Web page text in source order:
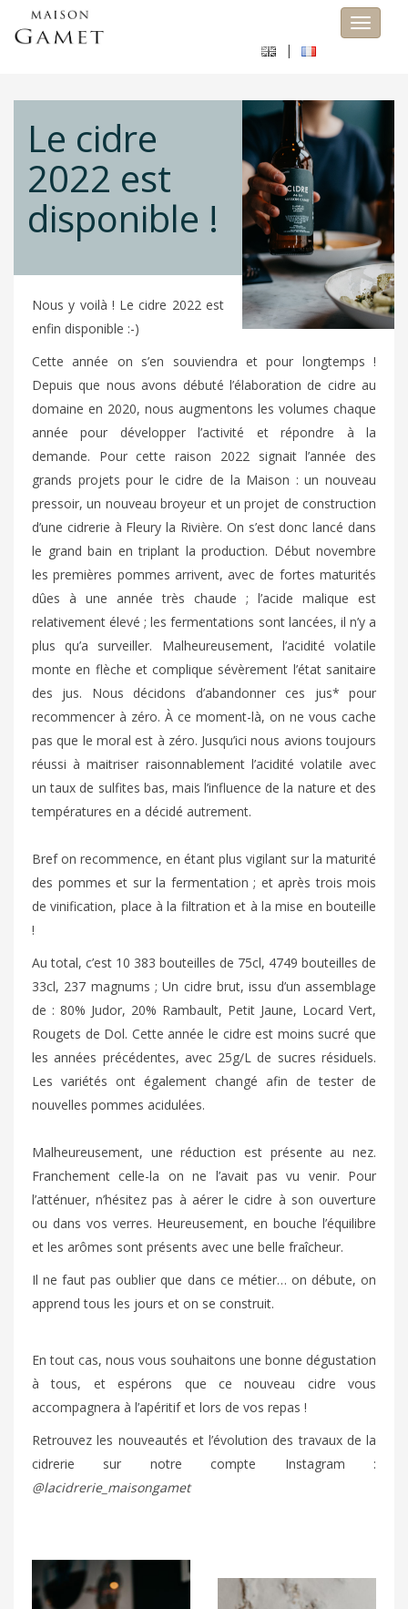
Toggle
|
Le cidre
2022 est
disponible !
Nous y voilà ! Le cidre 2022 est
enfin disponible :-)
Cette année on s’en souviendra et pour longtemps !
Depuis que nous avons débuté l’élaboration de cidre au
domaine en 2020, nous augmentons les volumes chaque
année pour développer l’activité et répondre à la
demande. Pour cette raison 2022 signait l’année des
grands projets pour le cidre de la Maison : un nouveau
pressoir, un nouveau broyeur et un projet de construction
d’une cidrerie à Fleury la Rivière. On s’est donc lancé dans
le grand bain en triplant la production. Début novembre
les premières pommes arrivent, avec de fortes maturités
dûes à une année très chaude ; l’acide malique est
relativement élevé ; les fermentations sont lancées, il n’y a
plus qu’a surveiller. Malheureusement, l’acidité volatile
monte en flèche et complique sévèrement l’état sanitaire
des jus. Nous décidons d’abandonner ces jus* pour
recommencer à zéro. À ce moment-là, on ne vous cache
pas que le moral est à zéro. Jusqu’ici nous avions toujours
réussi à maitriser raisonnablement l’acidité volatile avec
un taux de sulfites bas, mais l’influence de la nature et des
températures en a décidé autrement.
Bref on recommence, en étant plus vigilant sur la maturité
des pommes et sur la fermentation ; et après trois mois
de vinification, place à la filtration et à la mise en bouteille
!
Au total, c’est 10 383 bouteilles de 75cl, 4749 bouteilles de
33cl, 237 magnums ; Un cidre brut, issu d’un assemblage
de : 80% Judor, 20% Rambault, Petit Jaune, Locard Vert,
Rougets de Dol. Cette année le cidre est moins sucré que
les années précédentes, avec 25g/L de sucres résiduels.
Les variétés ont également changé afin de tester de
nouvelles pommes acidulées.
Malheureusement, une réduction est présente au nez.
Franchement celle-la on ne l’avait pas vu venir. Pour
l’atténuer, n’hésitez pas à aérer le cidre à son ouverture
ou dans vos verres. Heureusement, en bouche l’équilibre
et les arômes sont présents avec une belle fraîcheur.
Il ne faut pas oublier que dans ce métier… on débute, on
apprend tous les jours et on se construit.
En tout cas, nous vous souhaitons une bonne dégustation
à tous, et espérons que ce nouveau cidre vous
accompagnera à l’apéritif et lors de vos repas !
Retrouvez les nouveautés et l’évolution des travaux de la
cidrerie sur notre compte Instagram :
@lacidrerie_maisongamet